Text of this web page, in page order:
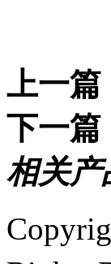
上一篇
下一篇
相关产